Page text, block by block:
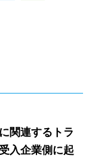
関連するトラ
入企業側に起